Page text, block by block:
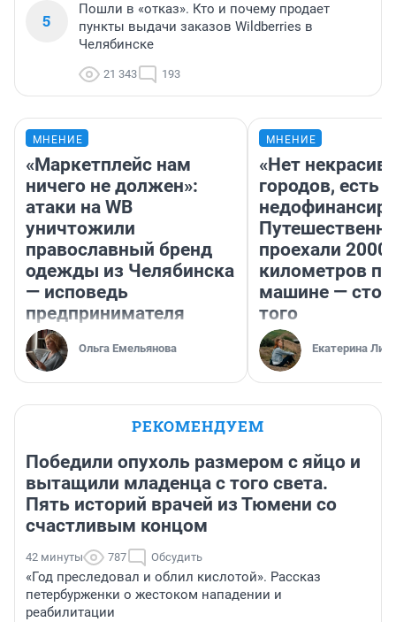
5
Пошли в «отказ». Кто и почему продает
пункты выдачи заказов Wildberries в
Челябинске
21 343 193
МНЕНИЕ
«Маркетплейс нам
ничего не должен»:
атаки на WB
уничтожили
православный бренд
одежды из Челябинска
— исповедь
предпринимателя
Ольга Емельянова
МНЕНИЕ
«Нет
городов, есть
проехали 2000
километров по
машине —
того
Екатерина
РЕКОМЕНДУЕМ
Победили опухоль размером с яйцо и
вытащили младенца с того света.
Пять историй врачей из Тюмени со
счастливым концом
42 минуты 787 Обсудить
«Год преследовал и облил кислотой». Рассказ
петербурженки о жестоком нападении и
реабилитации